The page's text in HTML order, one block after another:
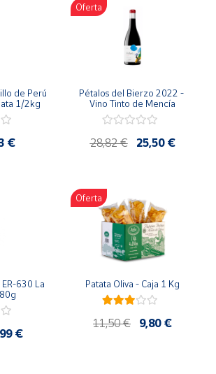
de Perú
1/2kg
€
Oferta
Pétalos del Bierzo 2022 -
Vino Tinto de Mencía
28,82 € 25,50 €
630 La
€
Oferta
Patata Oliva - Caja 1 Kg
11,50 € 9,80 €